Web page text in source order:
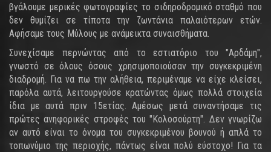
βγάλουμε μερικές φωτογραφίες το σιδηροδρομικό σταθμό που
δεν θυμίζει σε τίποτα την ζωντάνια παλαιότερων ετών.
Αφήσαμε τους Μύλους με ανάμεικτα συναισθήματα.
Συνεχίσαμε περνώντας από το εστιατόριο του "Αρδάμη",
γνωστό σε όλους όσους χρησιμοποιούσαν την συγκεκριμένη
διαδρομή. Για να πω την αλήθεια, περιμέναμε να είχε κλείσει,
παρόλα αυτά, λειτουργούσε κρατώντας όμως πολλά στοιχεία
ίδια με αυτά πριν 15ετίας. Αμέσως μετά συναντήσαμε τις
πρώτες ανηφορικές στροφές του "Κολοσούρτη". Δεν γνωρίζω
αν αυτό είναι το όνομα του συγκεκριμένου βουνού ή απλά το
τοπωνύμιο της περιοχής, πάντως είναι πολύ εύστοχο! Για τα